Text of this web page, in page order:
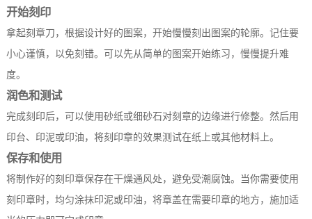
开始刻印
拿起刻章刀，根据设计好的图案，开始慢慢刻出图案的轮廓。记住要
小心谨慎，以免刻错。可以先从简单的图案开始练习，慢慢提升难
度。
润色和测试
完成刻印后，可以使用砂纸或细砂石对刻章的边缘进行修整。然后用
印台、印泥或印油，将刻印章的效果测试在纸上或其他材料上。
保存和使用
将制作好的刻印章保存在干燥通风处，避免受潮腐蚀。当你需要使用
刻印章时，均匀涂抹印泥或印油，将章盖在需要印章的地方，施加适